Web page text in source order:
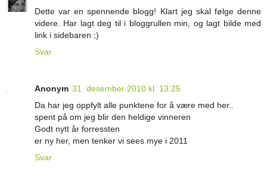
Dette var en spennende blogg! Klart jeg skal følge denne
videre. Har lagt deg til i bloggrullen min, og lagt bilde med
link i sidebaren ;)
Svar
Anonym 31. desember 2010 kl. 13:25
Da har jeg oppfylt alle punktene for å være med her..
spent på om jeg blir den heldige vinneren
Godt nytt år forressten
er ny her, men tenker vi sees mye i 2011
Svar